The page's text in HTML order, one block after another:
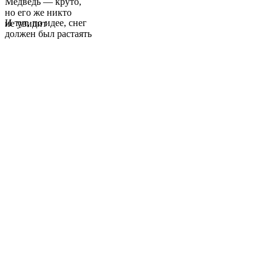
но его же никто
не увидит
И тут, по идее, снег
должен был растаять